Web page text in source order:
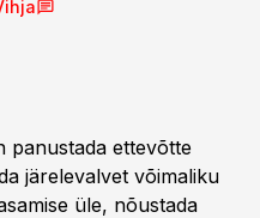
panustada ettevõtte
järelevalvet võimaliku
üle, nõustada